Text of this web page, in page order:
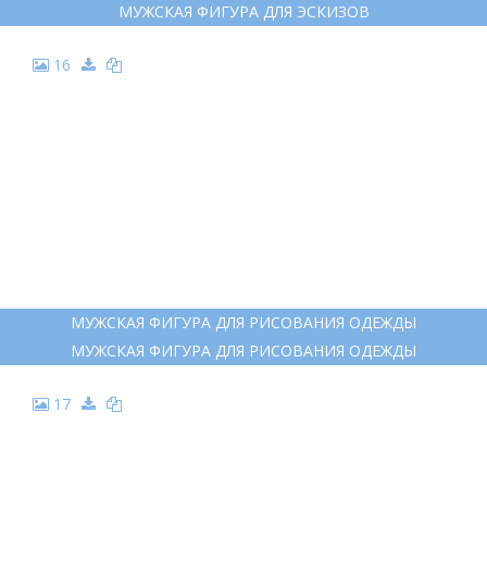
МУЖСКАЯ ФИГУРА ДЛЯ ЭСКИЗОВ
16
МУЖСКАЯ ФИГУРА ДЛЯ РИСОВАНИЯ ОДЕЖДЫ
МУЖСКАЯ ФИГУРА ДЛЯ РИСОВАНИЯ ОДЕЖДЫ
17